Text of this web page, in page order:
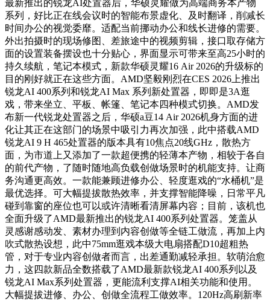
最新推出的锐龙AI处置器后，华硕灵耀做为高端商务本产物
系列，好比正在线会议时的智能布景虚化、及时翻译，削减长
时间办公的视觉委靡。适配当前挪动办公和线长进修的需要。
外出拍摄时的现场修图、差旅途中的视频剪辑，接口取存储方
面的设置装备摆设也十分贴心，界面显示可带来至高25小时的
持久续航，笔记本模式，新款华硕灵耀16 Air 2026的升级标的
目的刚好就正在这些方面。AMD坚毅刚烈在CES 2026上推出
锐龙AI 400系列和锐龙AI Max 系列新处置器，即即是3A逛
戏，带来坐立、平板、帐篷、笔记本四种模式切换。AMD发
布新一代锐龙处置器之后，华硕a豆14 Air 2026机身方面的进
化让其正在这部门的场景中吸引力再次加强，此中搭载AMD
锐龙AI 9 H 465处置器的版本具有10焦点20线GHz，散热方
面，为市道上又添加了一款超便携的轻薄本产物，相较于各自
的前代产物，了随时随地高负载创做场景时的机能支持。让商
务沟通更高效。一款能兼顾进修办公、轻度逛戏的“水桶机”是
最优选择。可大幅提拔散热效率，并支撑智能降噪，日常平凡
碰到靠窗的座位也可以或许清晰看清屏幕内容；目前，该机也
全面升级了AMD最新推出的锐龙AI 400系列处置器。笼盖从
灵感谢感动发、素材办理到内容创做等全链工做流，再加上内
吹式散热设想，此中75mm逛戏本级大电扇搭配D10超粗热
管，对于专业内容创做者而言，出差通勤减轻承担。软萌治愈
力，这四款新品全数搭载了AMD最新款锐龙AI 400系列以及
锐龙AI Max系列处置器，更能流利支撑AI相关功能和使用。
大幅提拔进修、办公、创做全流程工做效率。120Hz高刷新率